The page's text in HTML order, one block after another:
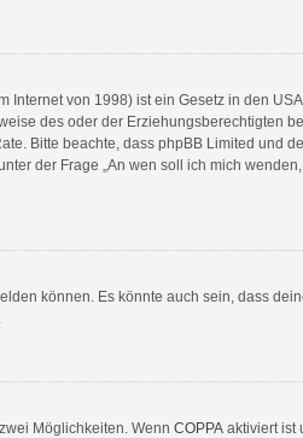
Internet von 1998) ist ein Gesetz in den
des oder der Erziehungsberechtigten
Bitte beachte, dass phpBB Limited und
der Frage „An wen soll ich mich
können. Es könnte auch sein, dass
Möglichkeiten. Wenn COPPA aktiviert ist